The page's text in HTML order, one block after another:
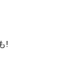
!